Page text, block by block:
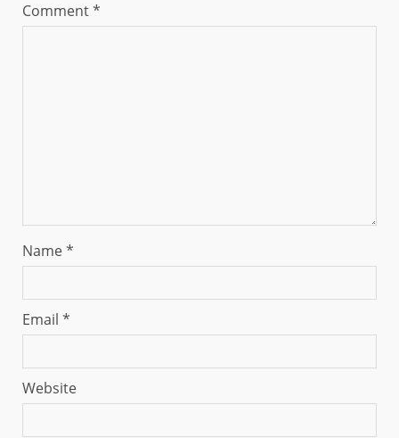
Comment*
Name*
Email *
Website